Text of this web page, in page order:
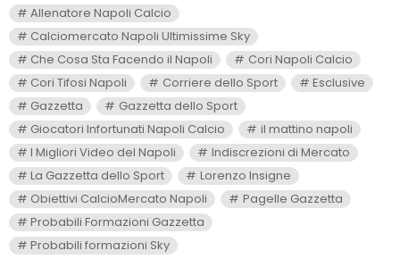
Allenatore Napoli Calcio
Calciomercato Napoli Ultimissime Sky
Che Cosa Sta Facendo il Napoli
Cori Napoli Calcio
Cori Tifosi Napoli
Corriere dello Sport
Esclusive
Gazzetta
Gazzetta dello Sport
Giocatori Infortunati Napoli Calcio
il mattino napoli
I Migliori Video del Napoli
Indiscrezioni di Mercato
La Gazzetta dello Sport
Lorenzo Insigne
Obiettivi CalcioMercato Napoli
Pagelle Gazzetta
Probabili Formazioni Gazzetta
Probabili formazioni Sky